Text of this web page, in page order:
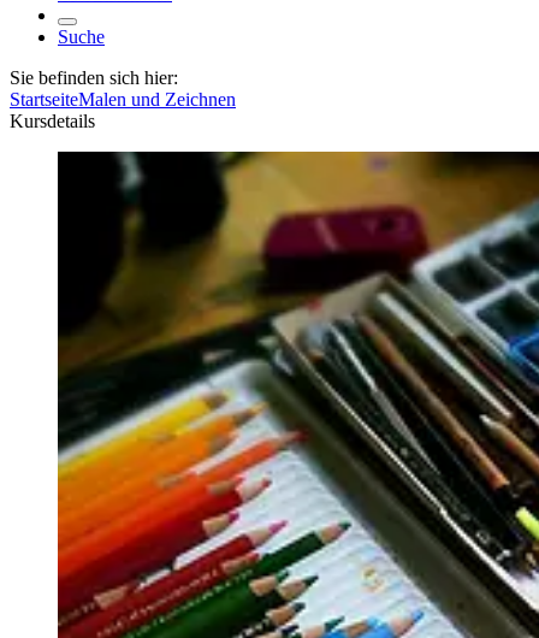
Suche
Sie befinden sich hier:
StartseiteMalen und Zeichnen
Kursdetails